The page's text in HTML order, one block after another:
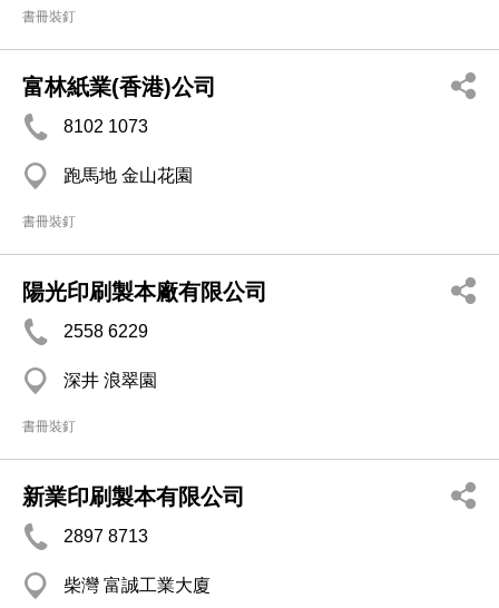
書冊裝釘
富林紙業(香港)公司
8102 1073
跑馬地 金山花園
書冊裝釘
陽光印刷製本廠有限公司
2558 6229
深井 浪翠園
書冊裝釘
新業印刷製本有限公司
2897 8713
柴灣 富誠工業大廈